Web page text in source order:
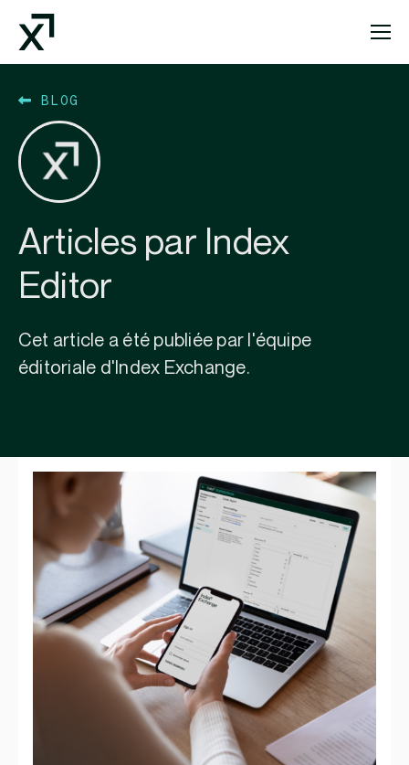
Index Exchange Home page
BLOG
Articles par Index
Editor
Cet article a été publiée par l'équipe
éditoriale d'Index Exchange.